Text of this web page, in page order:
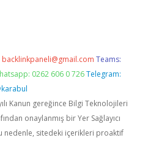
backlinkpaneli@gmail.com Teams:
0262 606 0 726 Telegram:
Kanun gereğince Bilgi Teknolojileri
onaylanmış bir Yer Sağlayıcı
nedenle, sitedeki içerikleri proaktif